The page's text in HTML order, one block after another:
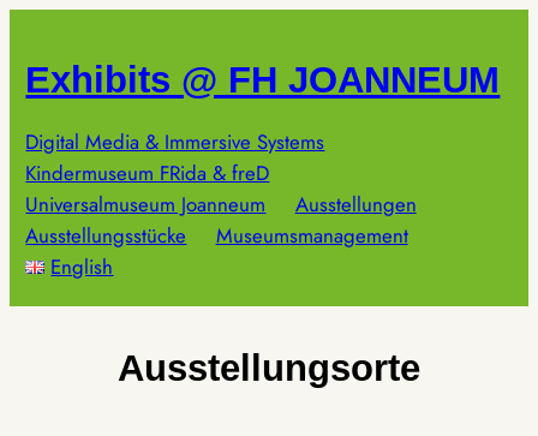
springen
Exhibits @ FH JOANNEUM
Digital Media & Immersive Systems
Kindermuseum FRida & freD
Universalmuseum Joanneum
Ausstellungen
Ausstellungsstücke
Museumsmanagement
English
Ausstellungsorte